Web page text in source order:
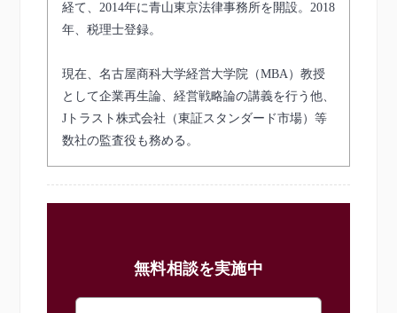
経て、2014年に青山東京法律事務所を開設。2018
年、税理士登録。
現在、名古屋商科大学経営大学院（MBA）教授
として企業再生論、経営戦略論の講義を行う他、
Jトラスト株式会社（東証スタンダード市場）等
数社の監査役も務める。
無料相談を実施中